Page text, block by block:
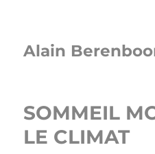
Alain
SOMMEIL
LE CLIMAT